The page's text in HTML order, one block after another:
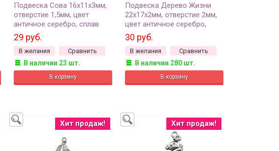
Подвеска Сова 16х11х3мм,
отверстие 1,5мм, цвет
античное серебро, сплав
металлов, 22-087, 2шт
29 руб.
В желания Сравнить
В наличии 23 шт.
Подвеска Дерево Жизни
22х17х2мм, отверстие 2мм,
цвет античное серебро,
сплав металлов, 22-206, 2шт
30 руб.
В желания Сравнить
В наличии 280 шт.
Хит продаж! Хит продаж!